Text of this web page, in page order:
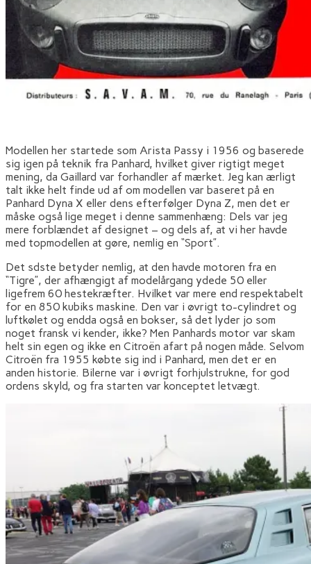
Modellen her startede som Arista Passy i 1956 og baserede
sig igen på teknik fra Panhard, hvilket giver rigtigt meget
mening, da Gaillard var forhandler af mærket. Jeg kan ærligt
talt ikke helt finde ud af om modellen var baseret på en
Panhard Dyna X eller dens efterfølger Dyna Z, men det er
måske også lige meget i denne sammenhæng: Dels var jeg
mere forblændet af designet – og dels af, at vi her havde
med topmodellen at gøre, nemlig en “Sport”.
Det sdste betyder nemlig, at den havde motoren fra en
“Tigre”, der afhængigt af modelårgang ydede 50 eller
ligefrem 60 hestekræfter. Hvilket var mere end respektabelt
for en 850 kubiks maskine. Den var i øvrigt to-cylindret og
luftkølet og endda også en bokser, så det lyder jo som
noget fransk vi kender, ikke? Men Panhards motor var skam
helt sin egen og ikke en Citroën afart på nogen måde. Selvom
Citroën fra 1955 købte sig ind i Panhard, men det er en
anden historie. Bilerne var i øvrigt forhjulstrukne, for god
ordens skyld, og fra starten var konceptet letvægt.